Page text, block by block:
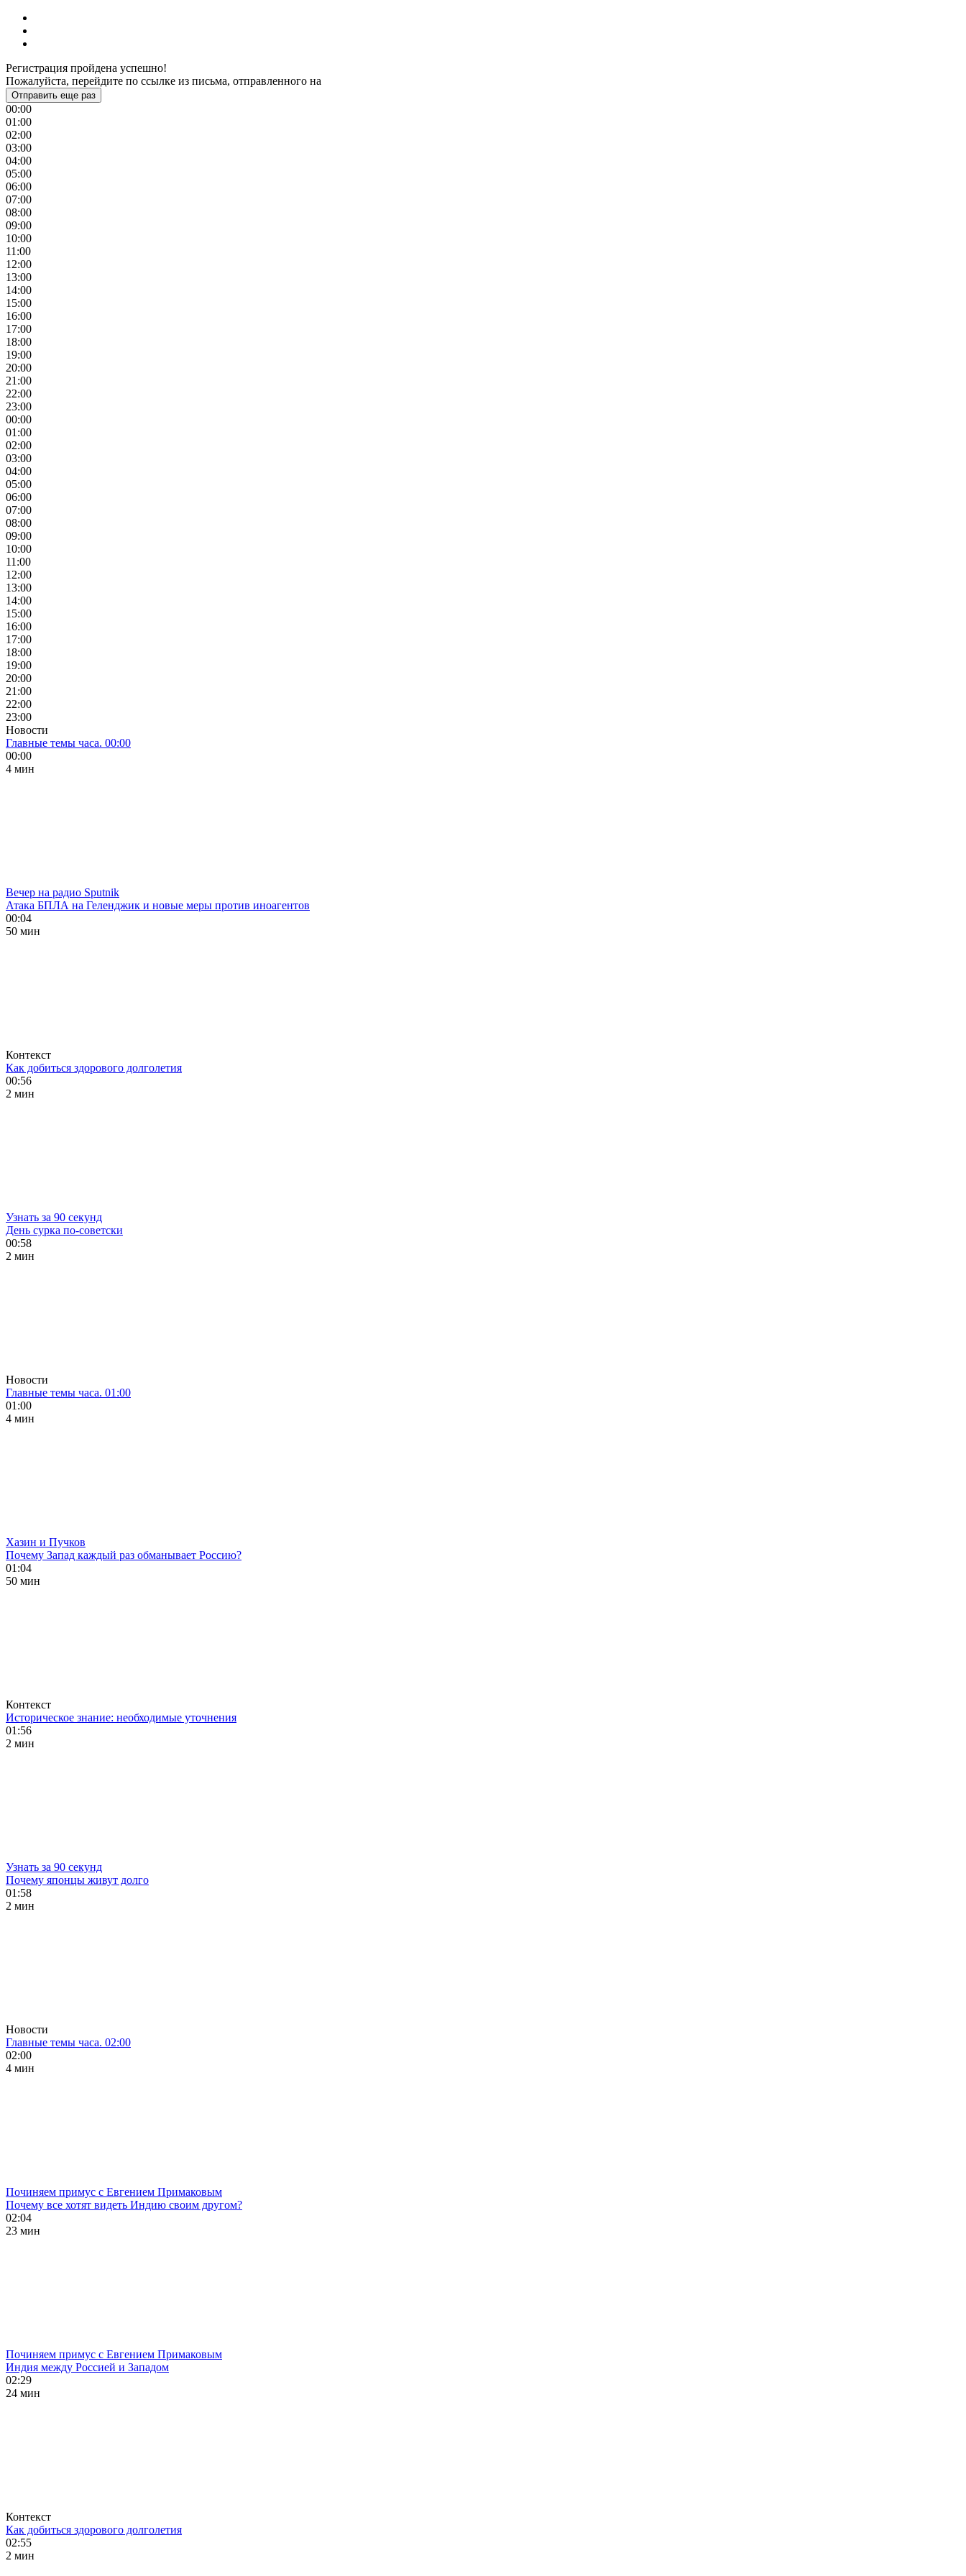
Регистрация пройдена успешно!
Пожалуйста, перейдите по ссылке из письма, отправленного на
Отправить еще раз
00:00
01:00
02:00
03:00
04:00
05:00
06:00
07:00
08:00
09:00
10:00
11:00
12:00
13:00
14:00
15:00
16:00
17:00
18:00
19:00
20:00
21:00
22:00
23:00
00:00
01:00
02:00
03:00
04:00
05:00
06:00
07:00
08:00
09:00
10:00
11:00
12:00
13:00
14:00
15:00
16:00
17:00
18:00
19:00
20:00
21:00
22:00
23:00
Новости
Главные темы часа. 00:00
00:00
4 мин
Вечер на радио Sputnik
Атака БПЛА на Геленджик и новые меры против иноагентов
00:04
50 мин
Контекст
Как добиться здорового долголетия
00:56
2 мин
Узнать за 90 секунд
День сурка по-советски
00:58
2 мин
Новости
Главные темы часа. 01:00
01:00
4 мин
Хазин и Пучков
Почему Запад каждый раз обманывает Россию?
01:04
50 мин
Контекст
Историческое знание: необходимые уточнения
01:56
2 мин
Узнать за 90 секунд
Почему японцы живут долго
01:58
2 мин
Новости
Главные темы часа. 02:00
02:00
4 мин
Починяем примус с Евгением Примаковым
Почему все хотят видеть Индию своим другом?
02:04
23 мин
Починяем примус с Евгением Примаковым
Индия между Россией и Западом
02:29
24 мин
Контекст
Как добиться здорового долголетия
02:55
2 мин